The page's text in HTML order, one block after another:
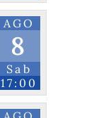
AGO
8
Sab
17:00